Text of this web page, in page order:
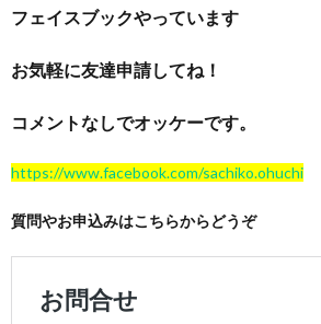
フェイスブックやっています
お気軽に友達申請してね！
コメントなしでオッケーです。
https://www.facebook.com/sachiko.ohuchi
質問やお申込みはこちらからどうぞ